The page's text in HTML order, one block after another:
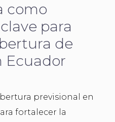
como
para
de
Ecuador
previsional en
fortalecer la